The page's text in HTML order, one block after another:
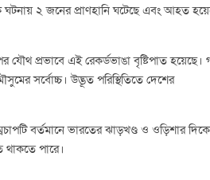
২ জনের প্রাণহানি ঘটেছে এবং আহত
যৌথ প্রভাবে এই রেকর্ডভাঙা বৃষ্টিপাত
সর্বোচ্চ। উদ্ভূত পরিস্থিতিতে দেশের
বর্তমানে ভারতের ঝাড়খণ্ড ও ওড়িশার দিকে
পারে।